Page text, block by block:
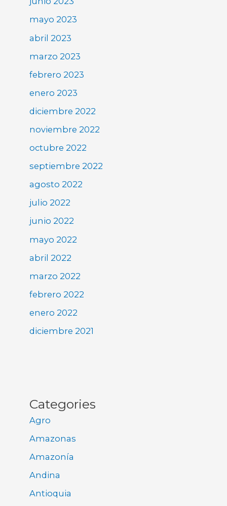
mayo 2023
abril 2023
marzo 2023
febrero 2023
enero 2023
diciembre 2022
noviembre 2022
octubre 2022
septiembre 2022
agosto 2022
julio 2022
junio 2022
mayo 2022
abril 2022
marzo 2022
febrero 2022
enero 2022
diciembre 2021
Categories
Agro
Amazonas
Amazonía
Andina
Antioquia